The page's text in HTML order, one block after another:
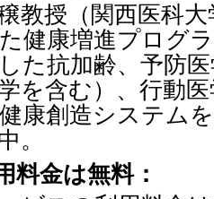
教授（関西医科
健康増進プログ
た抗加齢、予防
を含む）、行動
康創造システム
。
料金は無料：